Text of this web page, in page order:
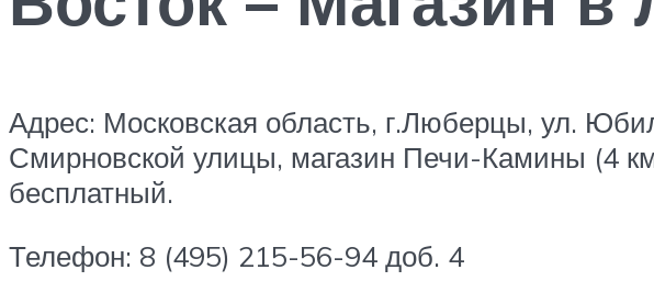
Адрес: Московская область, г.Люберцы, ул.
Смирновской улицы, магазин Печи-Камины (4
бесплатный.
Телефон: 8 (495) 215-56-94 доб. 4